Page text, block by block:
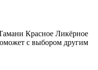
Красное Ликёрное
с выбором другим